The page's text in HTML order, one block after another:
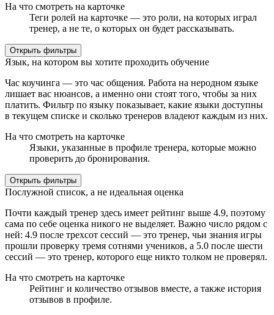
На что смотреть на карточке
Теги ролей на карточке — это роли, на которых играл
тренер, а не те, о которых он будет рассказывать.
Открыть фильтры
Язык, на котором вы хотите проходить обучение
Час коучинга — это час общения. Работа на неродном языке
лишает вас нюансов, а именно они стоят того, чтобы за них
платить. Фильтр по языку показывает, какие языки доступны
в текущем списке и сколько тренеров владеют каждым из них.
На что смотреть на карточке
Языки, указанные в профиле тренера, которые можно
проверить до бронирования.
Открыть фильтры
Послужной список, а не идеальная оценка
Почти каждый тренер здесь имеет рейтинг выше 4.9, поэтому
сама по себе оценка никого не выделяет. Важно число рядом с
ней: 4.9 после трехсот сессий — это тренер, чьи знания игры
прошли проверку тремя сотнями учеников, а 5.0 после шести
сессий — это тренер, которого еще никто толком не проверял.
На что смотреть на карточке
Рейтинг и количество отзывов вместе, а также история
отзывов в профиле.